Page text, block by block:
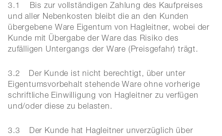
3.1 Bis zur vollständigen Zahlung des Kaufpreises
und aller Nebenkosten bleibt die an den Kunden
übergebene Ware Eigentum von Hagleitner, wobei der
Kunde mit Übergabe der Ware das Risiko des
zufälligen Untergangs der Ware (Preisgefahr) trägt.
3.2
Der Kunde ist nicht berechtigt, über unter
Eigentumsvorbehalt stehende Ware ohne vorherige
schriftliche Einwilligung von Hagleitner zu verfügen
und/oder diese zu belasten.
3.3
Der Kunde hat Hagleitner unverzüglich über